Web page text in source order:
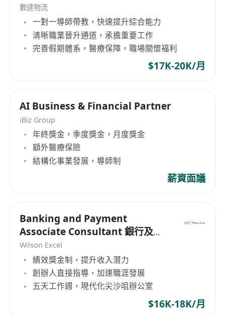
年終花紅
彈性工時，支援高效自主的工作節奏
混合工作模式：支援在家工作、辦公室協作及必
要外出公幹
14 天起薪年假
保險計劃（含醫療計劃、牙科計劃）
五天工作周
中國假期
數達物流
一對一導師帶教，快速提升綜合能力
清晰職業晉升通道，承擔重要工作
完善假期體系，醫療保障，職場關懷福利
$17K-20K/月
AI Business & Financial Partner
iBiz Group
年終獎金，季度獎金，月度獎金
額外醫療保險
結構化事業發展，導師制
薪資面議
Banking and Payment
Associate Consultant 銀行及支
付助理顧問
Wilson Excel
績效獎金制，提升收入潛力
創辦人直接指導，加速職涯發展
五天工作週，現代化尖沙咀辦公室
$16K-18K/月